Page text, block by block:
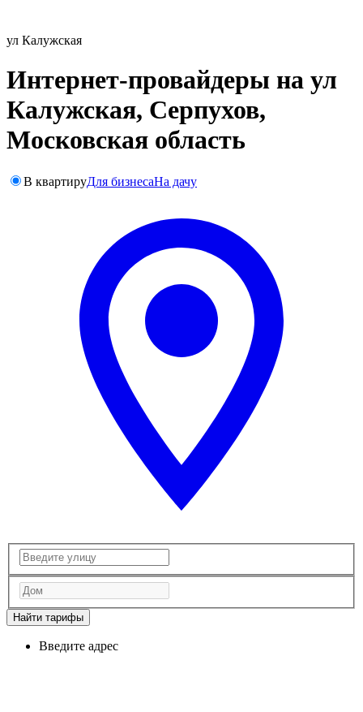
ул Калужская
Интернет-провайдеры на ул
Калужская, Серпухов,
Московская область
В квартируДля бизнесаНа дачу
Найти тарифы
Введите адрес